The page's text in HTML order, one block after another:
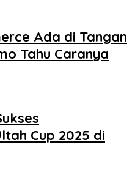
Ada di Tangan
Tahu Caranya
Cup 2025 di